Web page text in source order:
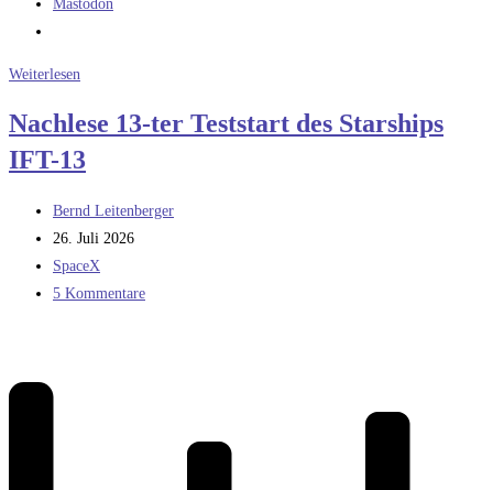
Mastodon
Weiterlesen
Dragon
(1)
Nachlese 13-ter Teststart des Starships
IFT-13
Beitrags-
Autor:
Bernd Leitenberger
Beitrag
veröffentlicht:
26. Juli 2026
Beitrags-
Kategorie:
SpaceX
Beitrags-
5 Kommentare